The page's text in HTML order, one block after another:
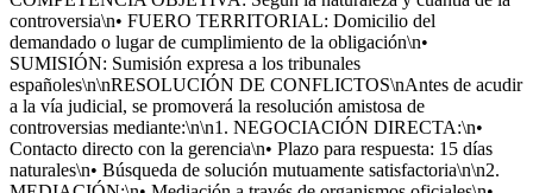
controversia\n• FUERO TERRITORIAL: Domicilio del
demandado o lugar de cumplimiento de la obligación\n•
SUMISIÓN: Sumisión expresa a los tribunales
españoles\n\nRESOLUCIÓN DE CONFLICTOS\nAntes de acudir
a la vía judicial, se promoverá la resolución amistosa de
controversias mediante:\n\n1. NEGOCIACIÓN DIRECTA:\n•
Contacto directo con la gerencia\n• Plazo para respuesta: 15 días
naturales\n• Búsqueda de solución mutuamente satisfactoria\n\n2.